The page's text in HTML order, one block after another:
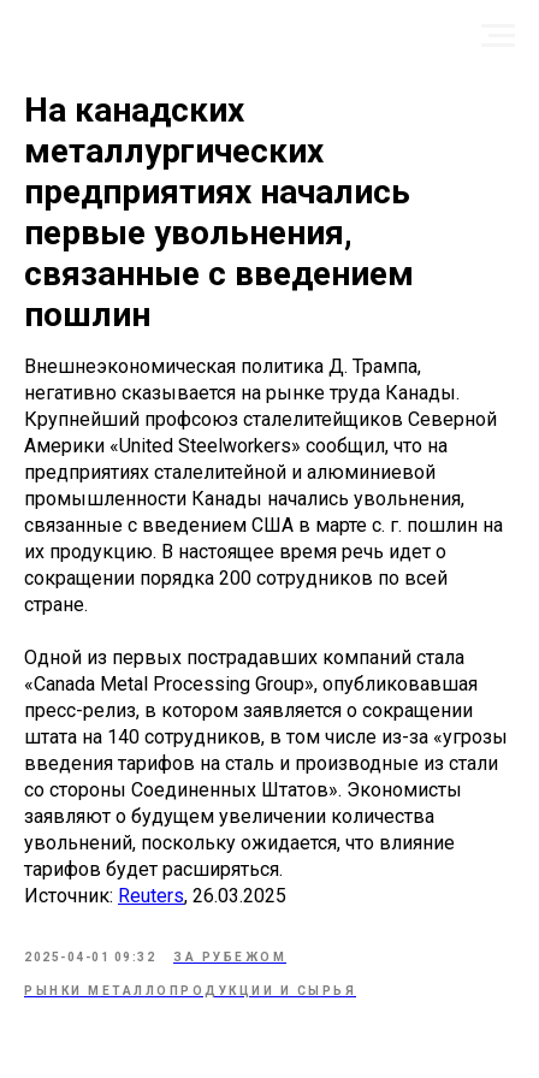
На канадских
металлургических
предприятиях начались
первые увольнения,
связанные с введением
пошлин
Внешнеэкономическая политика Д. Трампа,
негативно сказывается на рынке труда Канады.
Крупнейший профсоюз сталелитейщиков Северной
Америки «United Steelworkers» сообщил, что на
предприятиях сталелитейной и алюминиевой
промышленности Канады начались увольнения,
связанные с введением США в марте с. г. пошлин на
их продукцию. В настоящее время речь идет о
сокращении порядка 200 сотрудников по всей
стране.
Одной из первых пострадавших компаний стала
«Canada Metal Processing Group», опубликовавшая
пресс-релиз, в котором заявляется о сокращении
штата на 140 сотрудников, в том числе из-за «угрозы
введения тарифов на сталь и производные из стали
со стороны Соединенных Штатов». Экономисты
заявляют о будущем увеличении количества
увольнений, поскольку ожидается, что влияние
тарифов будет расширяться.
Источник: Reuters, 26.03.2025
2025-04-01 09:32 ЗА РУБЕЖОМ
РЫНКИ МЕТАЛЛОПРОДУКЦИИ И СЫРЬЯ